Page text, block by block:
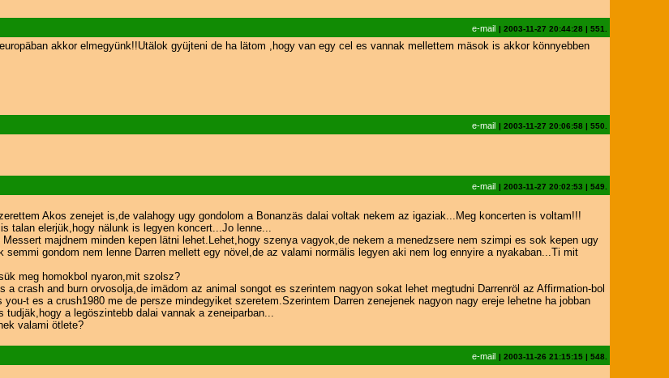
e-mail | 2003-11-27 20:44:28 | 551.
akkor elmegyünk!!Utälok gyüjteni de ha lätom ,hogy van egy cel es vannak mellettem mäsok is akkor könnyebben
e-mail | 2003-11-27 20:06:58 | 550.
e-mail | 2003-11-27 20:02:53 | 549.
Akos zenejet is,de valahogy ugy gondolom a Bonanzäs dalai voltak nekem az igaziak...Meg koncerten is voltam!!!
talan elerjük,hogy nälunk is legyen koncert...Jo lenne...
majdnem minden kepen lätni lehet.Lehet,hogy szenya vagyok,de nekem a menedzsere nem szimpi es sok kepen ugy
gondom nem lenne Darren mellett egy növel,de az valami normälis legyen aki nem log ennyire a nyakaban...Ti mit
meg homokbol nyaron,mit szolsz?
crash and burn orvosolja,de imädom az animal songot es szerintem nagyon sokat lehet megtudni Darrenröl az Affirmation-bol
t es a crush1980 me de persze mindegyiket szeretem.Szerintem Darren zenejenek nagyon nagy ereje lehetne ha jobban
a legöszintebb dalai vannak a zeneiparban...
valami ötlete?
e-mail | 2003-11-26 21:15:15| 548.